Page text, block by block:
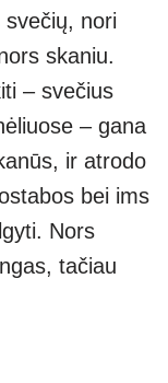
svečių, nori
skaniu.
– svečius
– gana
ir atrodo
bei ims
Nors
tačiau